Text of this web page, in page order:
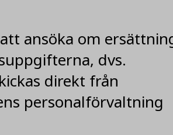
ansöka om
dvs.
direkt från
personalförvaltning